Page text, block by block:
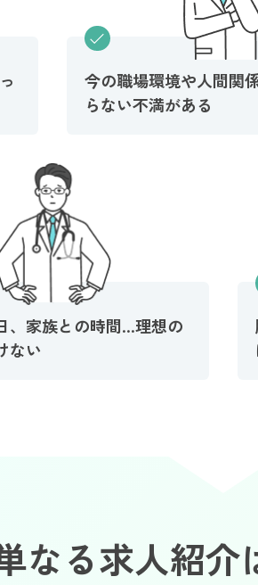
今の職場環境や人間関
らない不満がある
、家族との時間…理想の
ない
なる求人紹介